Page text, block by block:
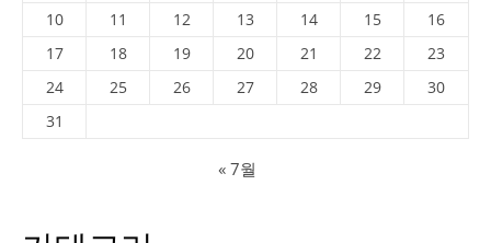
10
11 12 13 14 15
16
17
18 19 20 21 22
23
24
25 26 27 28 29
30
31
« 7월